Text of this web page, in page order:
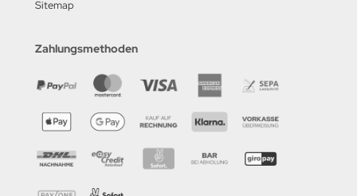
Sitemap
Zahlungsmethoden